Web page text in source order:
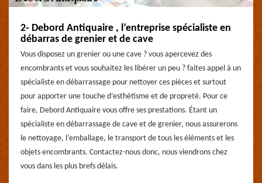
2- Debord Antiquaire , l’entreprise spécialiste en
débarras de grenier et de cave
Vous disposez un grenier ou une cave ? vous apercevez des
encombrants et vous souhaitez les libérer un peu ? faites appel à un
spécialiste en débarrassage pour nettoyer ces pièces et surtout
pour apporter une touche d’esthétisme et de propreté. Pour ce
faire, Debord Antiquaire vous offre ses prestations. Étant un
spécialiste en débarrassage de cave et de grenier, nous assurerons
le nettoyage, l’emballage, le transport de tous les éléments et les
objets encombrants. Contactez-nous donc, nous viendrons chez
vous dans les plus brefs délais.